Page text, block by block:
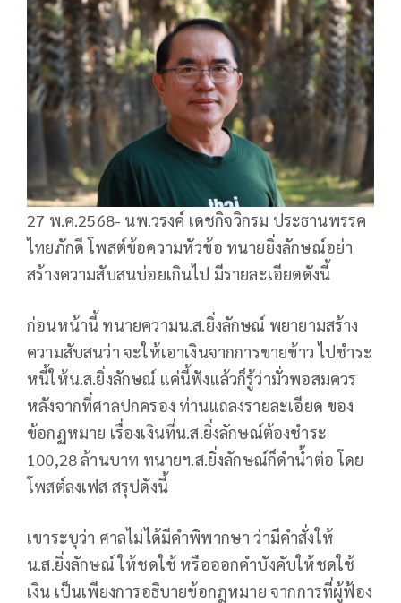
27 พ.ค.2568- นพ.วรงค์ เดชกิจวิกรม ประธานพรรค
ไทยภักดี โพสต์ข้อความหัวข้อ ทนายยิ่งลักษณ์อย่า
สร้างความสับสนบ่อยเกินไป มีรายละเอียดดังนี้
ก่อนหน้านี้ ทนายความน.ส.ยิ่งลักษณ์ พยายามสร้าง
ความสับสนว่า จะให้เอาเงินจากการขายข้าว ไปชำระ
หนี้ให้น.ส.ยิ่งลักษณ์ แค่นี้ฟังแล้วก็รู้ว่ามั่วพอสมควร
หลังจากที่ศาลปกครอง ท่านแถลงรายละเอียด ของ
ข้อกฏหมาย เรื่องเงินที่น.ส.ยิ่งลักษณ์ต้องชำระ
100,28 ล้านบาท ทนายฯ.ส.ยิ่งลักษณ์ก็ดำน้ำต่อ โดย
โพสต์ลงเฟส สรุปดังนี้
เขาระบุว่า ศาลไม่ได้มีคำพิพากษา ว่ามีคำสั่งให้
น.ส.ยิ่งลักษณ์ ให้ชดใช้ หรือออกคำบังคับให้ชดใช้
เงิน เป็นเพียงการอธิบายข้อกฎหมาย จากการที่ผู้ฟ้อง